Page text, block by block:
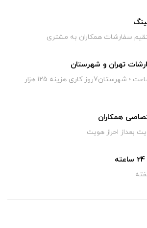
سفارشات همکاران به مشتری
تهران و شهرستان
تهران 72ساعت ؛ شهرستان7روز کاری هزینه 125 هزار
همکاران
بعداز احراز هویت